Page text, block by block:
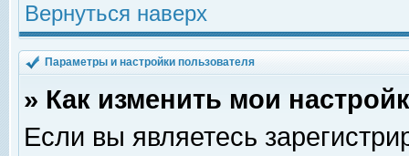
Вернуться наверх
Параметры и настройки пользователя
» Как изменить мои
Если вы являетесь